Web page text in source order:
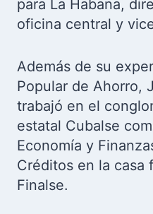
para La Habana,
oficina central y
Además de su
Popular de Ahorro,
trabajó en el
estatal Cubalse
Economía y
Créditos en la casa
Finalse.